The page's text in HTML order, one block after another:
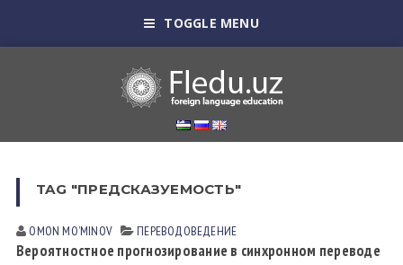
TOGGLE MENU
TAG "ПРЕДСКАЗУЕМОСТЬ"
OMON MOʼMINOV ПЕРЕВОДОВЕДЕНИЕ
Вероятностное прогнозирование в синхронном переводе